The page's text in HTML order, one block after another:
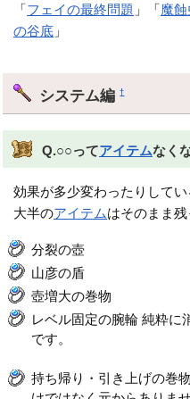
「フェイの最終問題 」「魔
の谷底 」
システム編†
Q.○○ってアイテムなく
効果が多少変わったりして
大半のアイテムはそのまま
分裂の壺
山彦の盾
壺増大の巻物
レベル固定の腕輪 純粋に
です。
持ち帰り・引き上げの巻